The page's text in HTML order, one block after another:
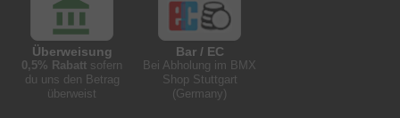
Überweisung
0,5% Rabatt sofern
du uns den Betrag
überweist
Bar / EC
Bei Abholung im BMX
Shop Stuttgart
(Germany)